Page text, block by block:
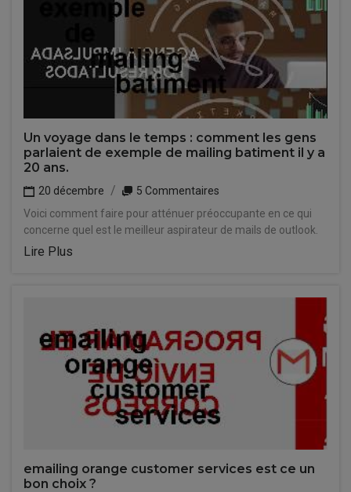
Un voyage dans le temps : comment les gens
parlaient de exemple de mailing batiment il y a
20 ans.
20 décembre
5 Commentaires
Voici comment faire pour atténuer préoccupante en ce qui
concerne quel est le meilleur aspirateur de mails de outlook.
Lire Plus
emailing orange customer services est ce un
bon choix ?